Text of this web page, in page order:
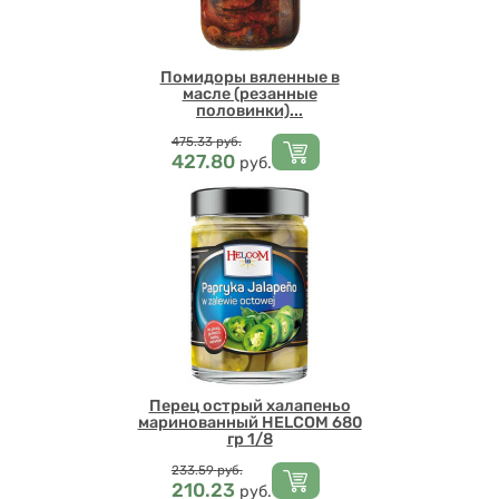
Помидоры вяленные в
масле (резанные
половинки)...
Цена
475.33 руб.
427.80 руб.
Перец острый халапеньо
маринованный HELCOM 680
гр 1/8
Цена
233.59 руб.
210.23 руб.